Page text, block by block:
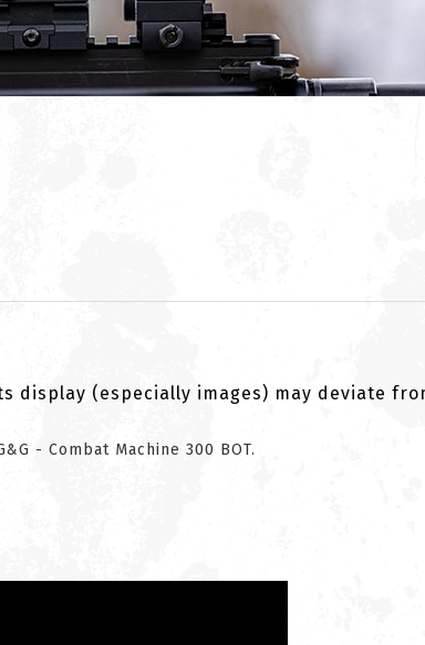
display (especially images) may deviate
- Combat Machine 300 BOT.